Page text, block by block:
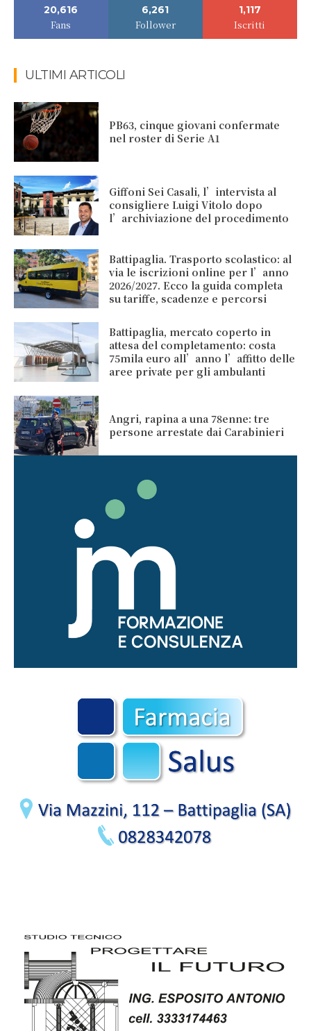
20,616
Fans
6,261
Follower
1,117
Iscritti
ULTIMI ARTICOLI
PB63, cinque giovani confermate
nel roster di Serie A1
Giffoni Sei Casali, l’intervista al
consigliere Luigi Vitolo dopo
l’archiviazione del procedimento
Battipaglia. Trasporto scolastico: al
via le iscrizioni online per l’anno
2026/2027. Ecco la guida completa
su tariffe, scadenze e percorsi
Battipaglia, mercato coperto in
attesa del completamento: costa
75mila euro all’anno l’affitto delle
aree private per gli ambulanti
Angri, rapina a una 78enne: tre
persone arrestate dai Carabinieri